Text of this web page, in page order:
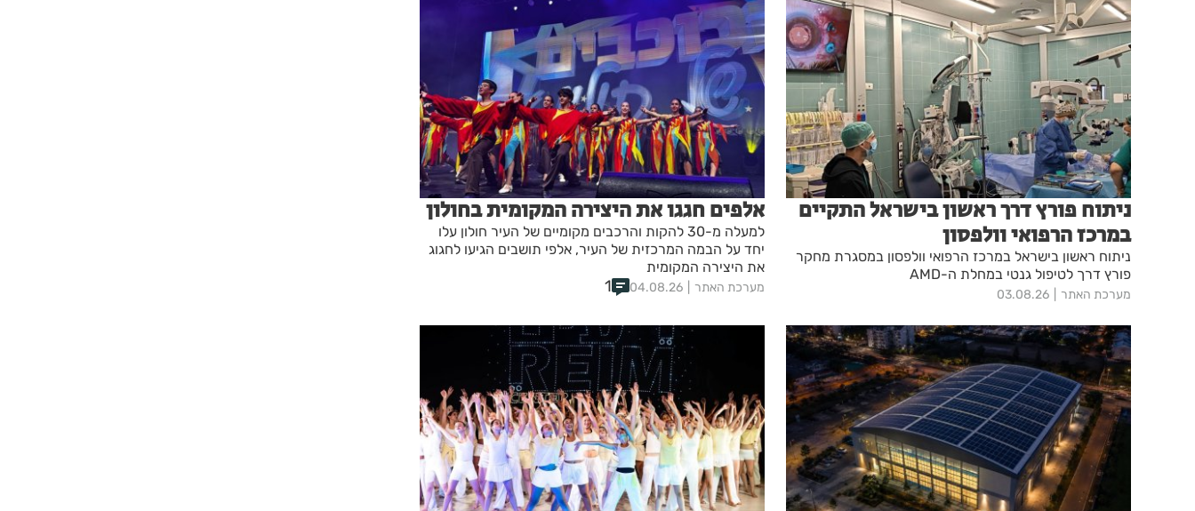
ניתוח פורץ דרך ראשון בישראל התקיים
במרכז הרפואי וולפסון
ניתוח ראשון בישראל במרכז הרפואי וולפסון במסגרת מחקר
פורץ דרך לטיפול גנטי במחלת ה-AMD
מערכת האתר 03.08.26
אלפים חגגו את היצירה המקומית בחולון
למעלה מ-30 להקות והרכבים מקומיים של העיר חולון עלו
יחד על הבמה המרכזית של העיר, אלפי תושבים הגיעו לחגוג
את היצירה המקומית
מערכת האתר 04.08.26
1